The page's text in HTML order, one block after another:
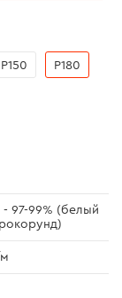
Р150 Р180
- 97-99% (белый